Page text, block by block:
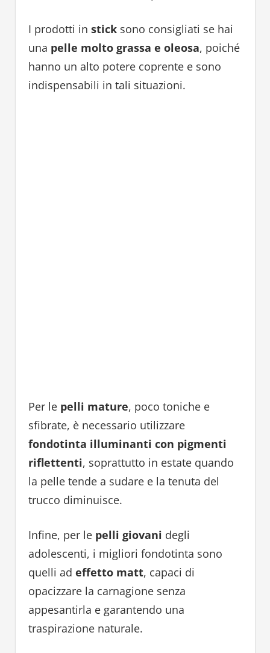
I prodotti in sticksono consigliati se hai
una pelle molto grassa e oleosa, poiché
hanno un alto potere coprente e sono
indispensabili in tali situazioni.
Per le pelli mature, poco toniche e
sfibrate, è necessario utilizzare
fondotinta illuminanti con pigmenti
riflettenti, soprattutto in estate quando
la pelle tende a sudare e la tenuta del
trucco diminuisce.
Infine, per le pelli giovani degli
adolescenti, i migliori fondotinta sono
quelli ad effetto matt, capaci di
opacizzare la carnagione senza
appesantirla e garantendo una
traspirazione naturale.